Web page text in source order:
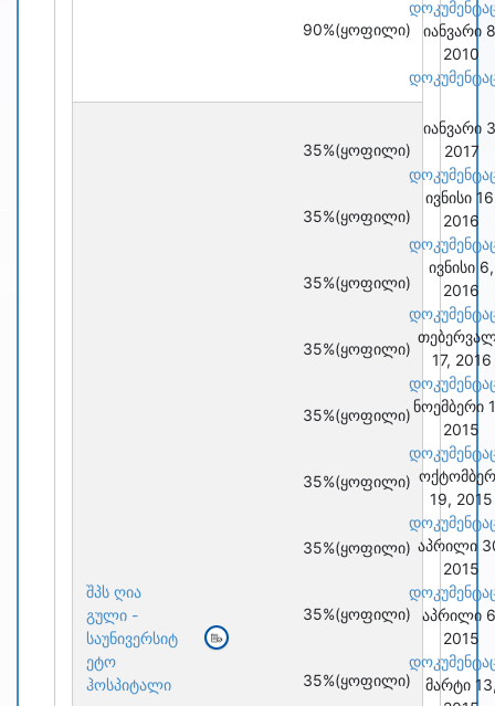
90%(ყოფილი)
იანვარი
2010
შპს ღია
გული -
საუნივერსიტ
ეტო
ჰოსპიტალი
35%(ყოფილი)
35%(ყოფილი)
35%(ყოფილი)
35%(ყოფილი)
35%(ყოფილი)
35%(ყოფილი)
35%(ყოფილი)
35%(ყოფილი)
35%(ყოფილი)
იანვარი
2017
ივნისი
2016
ივნისი 6,
2016
17, 2016
ნოემბერი
2015
19, 2015
აპრილი
2015
აპრილი
2015
მარტი